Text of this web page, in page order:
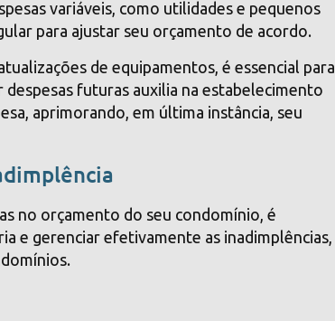
variáveis, como utilidades e pequenos
para ajustar seu orçamento de acordo.
de equipamentos, é essencial para
futuras auxilia na estabelecimento
aprimorando, em última instância, seu
no orçamento do seu condomínio, é
e gerenciar efetivamente as inadimplências,